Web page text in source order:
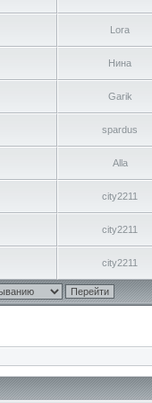
Lora
Нина
Garik
spardus
Alla
city2211
city2211
city2211